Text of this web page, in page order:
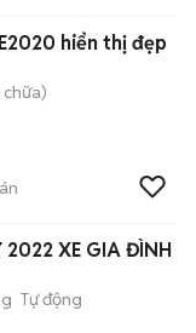
hiển thị đẹp
2022 XE GIA ĐÌNH
Tự động